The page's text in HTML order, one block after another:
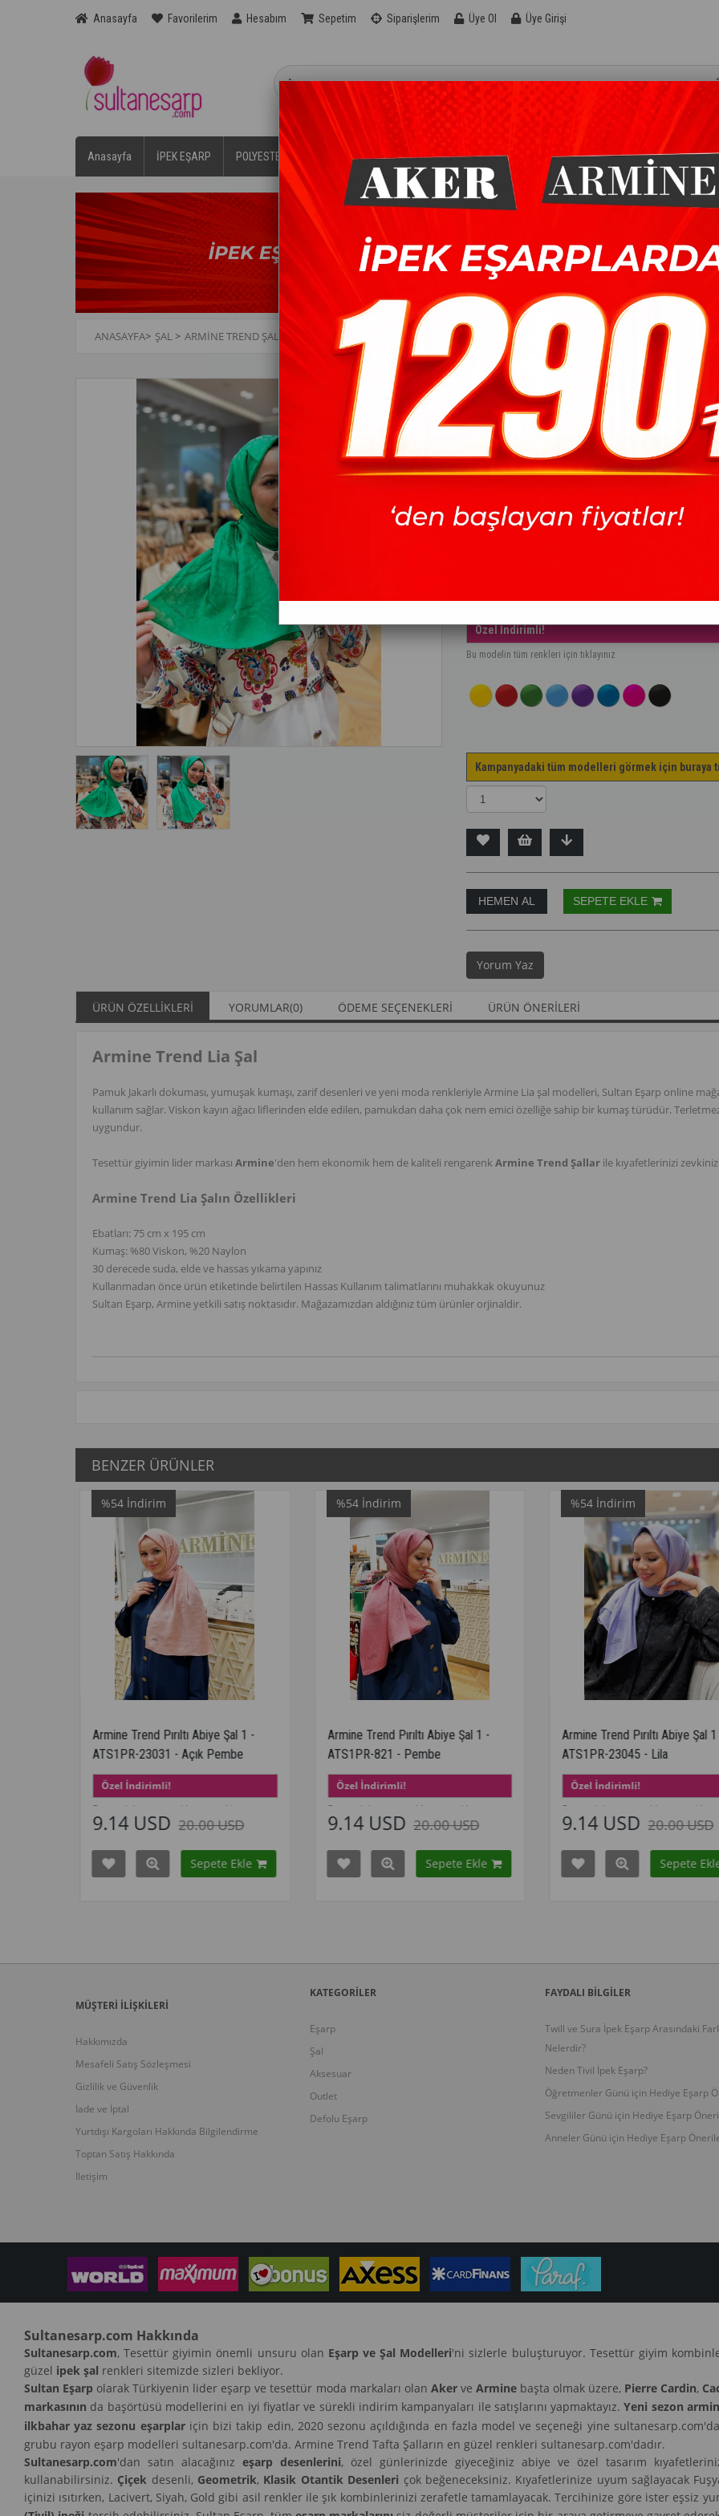
Anasayfa Favorilerim Hesabım Sepetim Siparişlerim Üye Ol Üye Girişi
Anasayfa İPEK EŞARP POLYESTER EŞARPLAR KOTON EŞARP ŞAL AKSESUAR FIRSAT
ANASAYFA> ŞAL> ARMİNE TREND ŞAL > ARMINE TREND PAMUKLU ŞAL ARMINE LIA PAMUK JAKARLI ŞAL - KARO DESEN -
Armine Lia Pamuk
2363 - Yeşil
Marka
Armine
İndirim Oranı
%
54 İndirim
Fiyat 20.00 USD (KDV Dahil)
Özel İndirimli!
Bu modelin tüm renkleri için tıklayınız
Kampanyadaki tüm modelleri görmek için buraya
Yorum Yaz
ÜRÜN ÖZELLIKLERI YORUMLAR(0) ÖDEME SEÇENEKLERI ÜRÜN ÖNERILERI
Armine Trend Lia Şal
Pamuk Jakarlı dokuması, yumuşak kumaşı, zarif desenleri ve yeni moda renkleriyle Armine Lia şal modelleri, Sultan Eşarp online
kullanım sağlar. Viskon kayın ağacı liflerinden elde edilen, pamukdan daha çok nem emici özelliğe sahip bir kumaş türüdür.
uygundur.
Tesettür giyimin lider markası Armine'den hem ekonomik hem de kaliteli rengarenk Armine Trend Şallarile kıyafetlerinizi
Armine Trend Lia Şalın Özellikleri
Ebatları: 75 cm x 195 cm
Kumaş: %80 Viskon, %20 Naylon
30 derecede suda, elde ve hassas yıkama yapınız
Kullanmadan önce ürün etiketinde belirtilen Hassas Kullanım talimatlarını muhakkak okuyunuz
Sultan Eşarp, Armine yetkili satış noktasıdır. Mağazamızdan aldığınız tüm ürünler orjinaldir.
BENZER ÜRÜNLER
Pırıltı Abiye Şal 1 -
- Açık Pembe
tüm renkleri için tıklayınız
20.00 USD
Sepete Ekle
Armine Trend Pırıltı Abiye Şal 1 -
ATS1PR-821 - Pembe
Bu modelin tüm renkleri için tıklayınız
9.14 USD 20.00 USD
Sepete Ekle
%54 İndirim
Armine Trend Pırıltı Abiye Şal 1 -
ATS1PR-23045 - Lila
Bu modelin tüm renkleri için tıklayınız
9.14 USD 20.00 USD
Sepete Ekle
Armine
ATS1PR-
Bu modelin
9.14
MÜŞTERİ İLİŞKİLERİ
Hakkımızda
Mesafeli Satış Sözleşmesi
Gizlilik ve Güvenlik
İade ve İptal
Yurtdışı Kargoları Hakkında Bilgilendirme
Toptan Satış Hakkında
İletişim
KATEGORİLER
Eşarp
Şal
Aksesuar
Outlet
Defolu Eşarp
FAYDALI BİLGİLER
Twill ve Sura İpek Eşarp Arasındaki
Nelerdir?
Neden Tivil İpek Eşarp?
Öğretmenler Günü için Hediye Eşarp
Sevgililer Günü için Hediye Eşarp
Anneler Günü için Hediye Eşarp
Sultanesarp.com Hakkında
Sultanesarp.com, Tesettür giyimin önemli unsuru olan Eşarp ve Şal Modelleri'ni sizlerle buluşturuyor. Tesettür giyim
güzel ipek şal renkleri sitemizde sizleri bekliyor.
Sultan Eşarp olarak Türkiyenin lider eşarp ve tesettür moda markaları olan Akerve Arminebaşta olmak üzere, Pierre Cardin,
markasının da başörtüsü modellerini en iyi fiyatlar ve sürekli indirim kampanyaları ile satışlarını yapmaktayız.Yeni sezon
ilkbahar yaz sezonu eşarplariçin bizi takip edin, 2020 sezonu açıldığında en fazla model ve seçeneği yine
grubu rayon eşarp modelleri sultanesarp.com'da. Armine Trend Tafta Şalların en güzel renkleri sultanesarp.com'dadır.
Sultanesarp.com'dan satın alacağınız eşarp desenlerini, özel günlerinizde giyeceğiniz abiye ve özel tasarım
kullanabilirsiniz. Çiçek desenli, Geometrik, Klasik Otantik Desenleri çok beğeneceksiniz. Kıyafetlerinize uyum sağlayacak
içinizi ısıtırken, Lacivert, Siyah, Gold gibi asil renkler ile şık kombinlerinizi zerafetle tamamlayacak. Tercihinize göre ister eşsiz